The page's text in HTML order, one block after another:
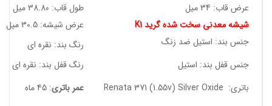
عرض قاب: 34 میل
طول قاب: 38.80 میل
شیشه معدنی سخت شده گرید K1
عرض شیشه: 30.5 میل
جنس بند: استیل ضد زنگ
رنگ بند: نقره ای
جنس قفل بند: استیل
رنگ قفل بند: نقره ای
باتری: Renata 371 (1.55v) Silver Oxide
عمر باتری: 45 ماه